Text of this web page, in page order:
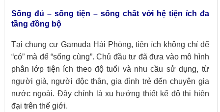
Sống đủ – sống tiện – sống chất với hệ tiện ích đa
tầng đồng bộ
Tại chung cư Gamuda Hải Phòng, tiện ích không chỉ để
“có” mà để “sống cùng”. Chủ đầu tư đã đưa vào mô hình
phân lớp tiện ích theo độ tuổi và nhu cầu sử dụng, từ
người già, người độc thân, gia đình trẻ đến chuyên gia
nước ngoài. Đây chính là xu hướng thiết kế đô thị hiện
đại trên thế giới.